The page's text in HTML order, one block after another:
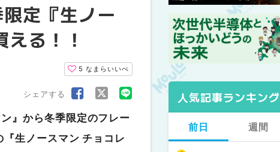
定『生ノー
る！！
5 なまらいいべ
シェアする
』から冬季限定のフレー
生ノースマン チョコレ
人気記事ランキング
前日 週間